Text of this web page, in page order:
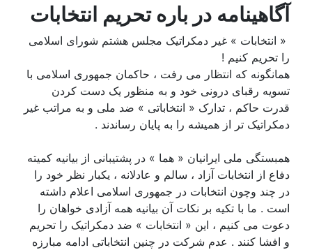
آگاهینامه در باره تحریم انتخابات
« انتخابات » غیر دمکراتیک مجلس هشتم شورای اسلامی
را تحریم کنیم !
همانگونه که انتظار می رفت ، حاکمان جمهوری اسلامی با
تسویه رقبای درونی خود و به منظور یک دست کردن
قدرت حاکم ، تدارک « انتخاباتی » ضد ملی و به مراتب غیر
دمکراتیک تر از همیشه را به پایان رساندند .
همبستگی ملی ایرانیان « هما » در پشتیبانی از بیانیه کمیته
دفاع از انتخابات آزاد ، سالم و عادلانه ، یکبار نظر خود را
در چند وچون انتخابات در جمهوری اسلامی اعلام داشته
است . ما با تکیه بر نکات آن بیانیه همه آزادی خواهان را
دعوت می کنیم ، این « انتخابات » ضد دمکراتیک را تحریم
و افشا کنند . عدم شرکت در چنین انتخاباتی ادامه مبارزه